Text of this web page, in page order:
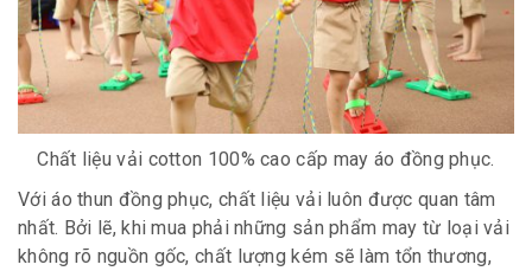
Chất liệu vải cotton 100% cao cấp may áo đồng phục.
Với áo thun đồng phục, chất liệu vải luôn được quan tâm
nhất. Bởi lẽ, khi mua phải những sản phẩm may từ loại vải
không rõ nguồn gốc, chất lượng kém sẽ làm tổn thương,